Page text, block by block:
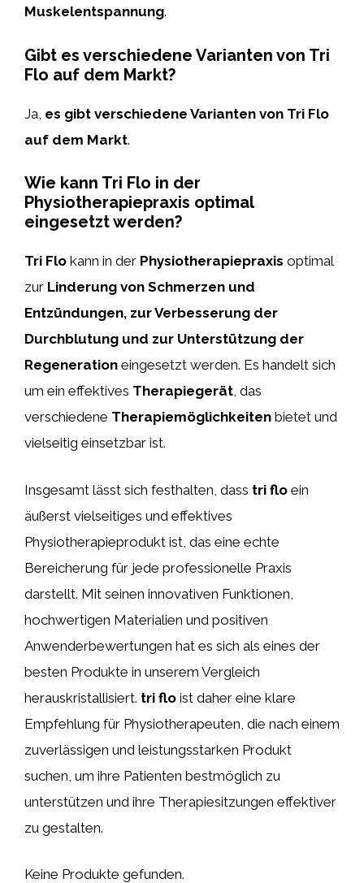
Muskelentspannung.
Gibt es verschiedene Varianten von Tri
Flo auf dem Markt?
Ja, es gibt verschiedene Varianten von Tri Flo
auf dem Markt.
Wie kann Tri Flo in der
Physiotherapiepraxis optimal
eingesetzt werden?
Tri Flo kann in der Physiotherapiepraxis optimal
zur Linderung von Schmerzen und
Entzündungen, zur Verbesserung der
Durchblutung und zur Unterstützung der
Regeneration eingesetzt werden. Es handelt sich
um ein effektives Therapiegerät, das
verschiedene Therapiemöglichkeiten bietet und
vielseitig einsetzbar ist.
Insgesamt lässt sich festhalten, dass tri flo ein
äußerst vielseitiges und effektives
Physiotherapieprodukt ist, das eine echte
Bereicherung für jede professionelle Praxis
darstellt. Mit seinen innovativen Funktionen,
hochwertigen Materialien und positiven
Anwenderbewertungen hat es sich als eines der
besten Produkte in unserem Vergleich
herauskristallisiert. tri flo ist daher eine klare
Empfehlung für Physiotherapeuten, die nach einem
zuverlässigen und leistungsstarken Produkt
suchen, um ihre Patienten bestmöglich zu
unterstützen und ihre Therapiesitzungen effektiver
zu gestalten.
Keine Produkte gefunden.